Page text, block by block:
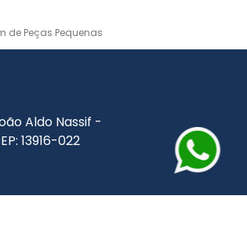
de Peças Pequenas
Leve
Aldo Nassif -
13916-022